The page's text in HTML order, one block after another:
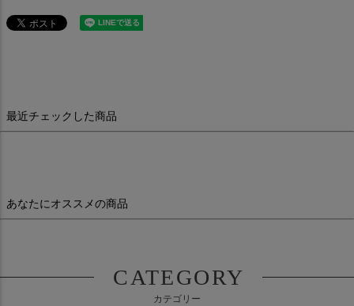
最近チェックした商品
あなたにオススメの商品
CATEGORY
カテゴリー